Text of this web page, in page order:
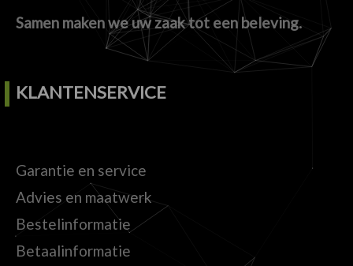
Samen maken we uw zaak tot een beleving.
KLANTENSERVICE
Garantie en service
Advies en maatwerk
Bestelinformatie
Betaalinformatie